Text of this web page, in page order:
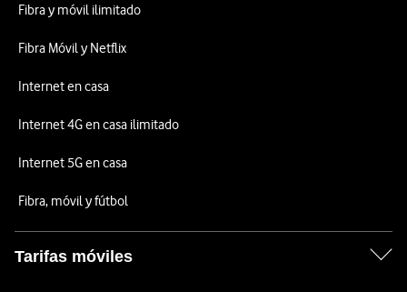
Fibra y móvil ilimitado
Fibra Móvil y Netflix
Internet en casa
Internet 4G en casa ilimitado
Internet 5G en casa
Fibra, móvil y fútbol
Tarifas móviles